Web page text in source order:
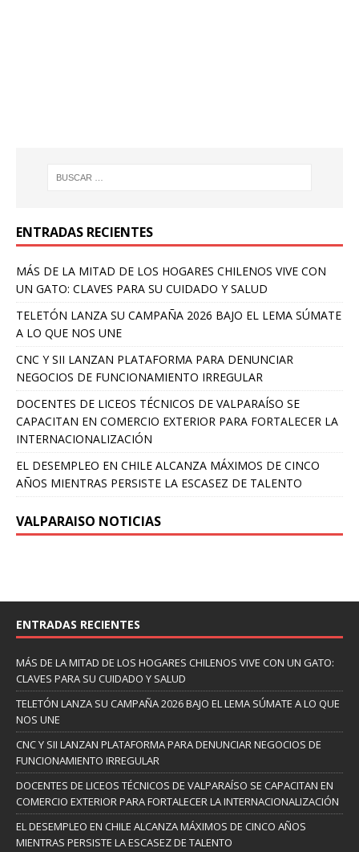
ENTRADAS RECIENTES
MÁS DE LA MITAD DE LOS HOGARES CHILENOS VIVE CON
UN GATO: CLAVES PARA SU CUIDADO Y SALUD
TELETÓN LANZA SU CAMPAÑA 2026 BAJO EL LEMA SÚMATE
A LO QUE NOS UNE
CNC Y SII LANZAN PLATAFORMA PARA DENUNCIAR
NEGOCIOS DE FUNCIONAMIENTO IRREGULAR
DOCENTES DE LICEOS TÉCNICOS DE VALPARAÍSO SE
CAPACITAN EN COMERCIO EXTERIOR PARA FORTALECER LA
INTERNACIONALIZACIÓN
EL DESEMPLEO EN CHILE ALCANZA MÁXIMOS DE CINCO
AÑOS MIENTRAS PERSISTE LA ESCASEZ DE TALENTO
VALPARAISO NOTICIAS
ENTRADAS RECIENTES
MÁS DE LA MITAD DE LOS HOGARES CHILENOS VIVE CON UN GATO:
CLAVES PARA SU CUIDADO Y SALUD
TELETÓN LANZA SU CAMPAÑA 2026 BAJO EL LEMA SÚMATE A LO QUE
NOS UNE
CNC Y SII LANZAN PLATAFORMA PARA DENUNCIAR NEGOCIOS DE
FUNCIONAMIENTO IRREGULAR
DOCENTES DE LICEOS TÉCNICOS DE VALPARAÍSO SE CAPACITAN EN
COMERCIO EXTERIOR PARA FORTALECER LA INTERNACIONALIZACIÓN
EL DESEMPLEO EN CHILE ALCANZA MÁXIMOS DE CINCO AÑOS
MIENTRAS PERSISTE LA ESCASEZ DE TALENTO